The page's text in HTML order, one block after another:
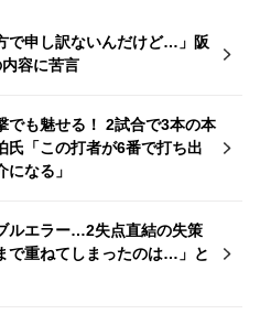
で申し訳ないんだけど…」阪
容に苦言
でも魅せる！ 2試合で3本の本
氏「この打者が6番で打ち出
なる」
ルエラー…2失点直結の失策
で重ねてしまったのは…」と